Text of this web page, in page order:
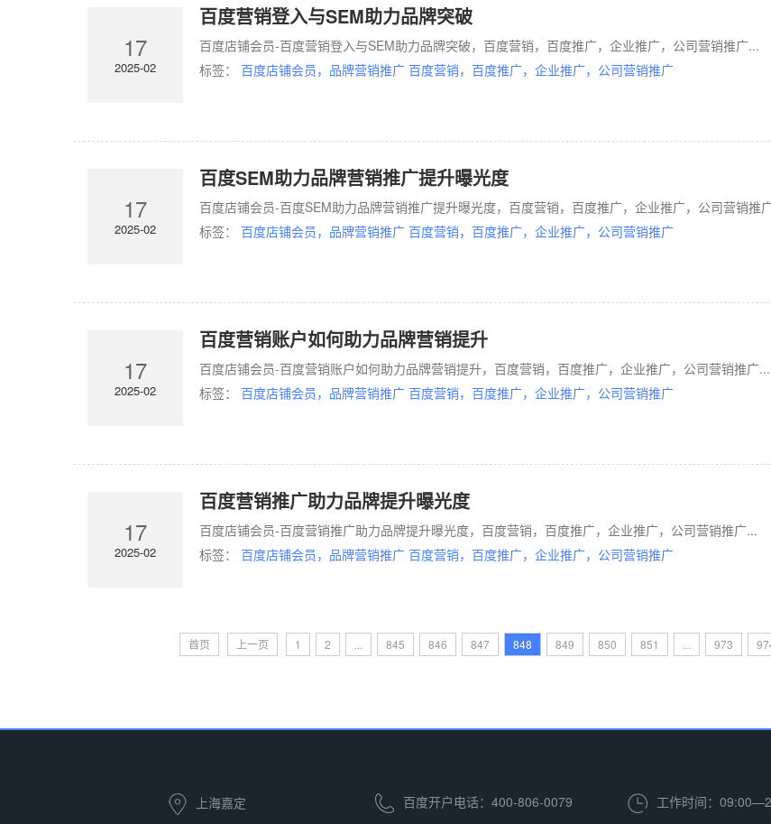
17
2025-02
百度营销登入与SEM助力品牌突破
百度店铺会员-百度营销登入与SEM助力品牌突破，百度营销，百度推广，企业推广，公司营销推广...
标签： 百度店铺会员，品牌营销推广 百度营销，百度推广，企业推广，公司营销推广
17
2025-02
百度SEM助力品牌营销推广提升曝光度
百度店铺会员-百度SEM助力品牌营销推广提升曝光度，百度营销，百度推广，企业推广，公司营销推
标签： 百度店铺会员，品牌营销推广 百度营销，百度推广，企业推广，公司营销推广
17
2025-02
百度营销账户如何助力品牌营销提升
百度店铺会员-百度营销账户如何助力品牌营销提升，百度营销，百度推广，企业推广，公司营销推广...
标签： 百度店铺会员，品牌营销推广 百度营销，百度推广，企业推广，公司营销推广
17
2025-02
百度营销推广助力品牌提升曝光度
百度店铺会员-百度营销推广助力品牌提升曝光度，百度营销，百度推广，企业推广，公司营销推广...
标签： 百度店铺会员，品牌营销推广 百度营销，百度推广，企业推广，公司营销推广
首页 上一页 1 2 845 846 847 848 849 850 851 973
上海嘉定 百度开户电话：400-806-0079 工作时间：